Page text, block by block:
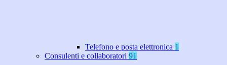
Telefono e posta elettronica 1
Consulenti e collaboratori 91